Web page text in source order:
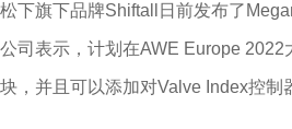
松下旗下品牌Shiftall日前发布了
公司表示，计划在AWE Europe
块，并且可以添加对Valve Index控